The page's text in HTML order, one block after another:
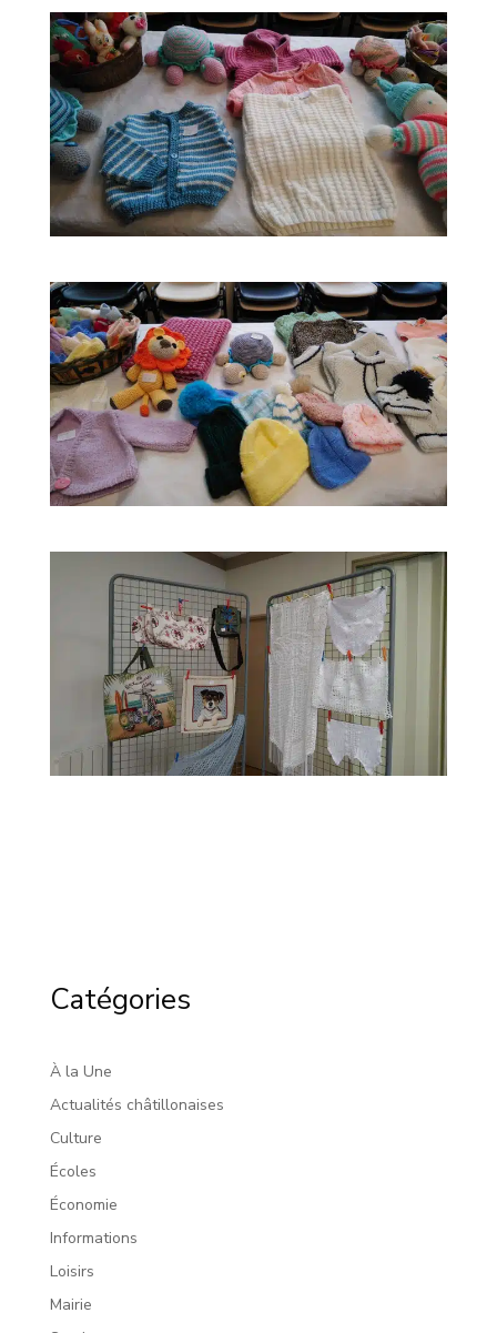
Catégories
À la Une
Actualités châtillonaises
Culture
Écoles
Économie
Informations
Loisirs
Mairie